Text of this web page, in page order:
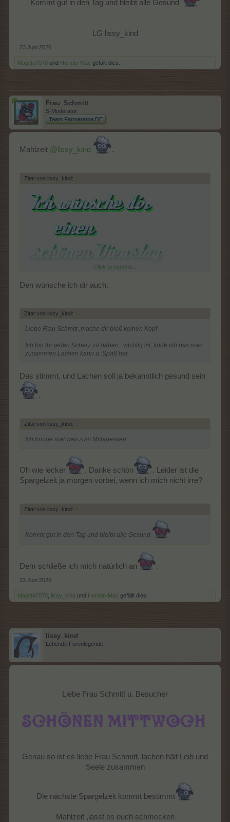
Kommt gut in den Tag und bleibt alle Gesund
LG lissy_kind​
23 Juni 2026
Magitta7070 und Horatio-Mac gefällt dies.
Frau_Schmitt
S-Moderator
Team Farmerama DE
Mahlzeit @lissy_kind .
Zitat von lissy_kind: ↑
Click to expand...
Den wünsche ich dir auch.
Zitat von lissy_kind: ↑
Liebe Frau Schmitt ,mache dir bloß keinen Kopf
Ich bin für jeden Scherz zu haben...wichtig ist, finde ich das man
zusammen Lachen kann u. Spaß hat
Das stimmt, und Lachen soll ja bekanntlich gesund sein
.
Zitat von lissy_kind: ↑
Ich bringe mal was zum Mittagessen
Oh wie lecker . Danke schön
. Leider ist die
Spargelzeit ja morgen vorbei, wenn ich mich nicht irre?
Zitat von lissy_kind: ↑
Kommt gut in den Tag und bleibt alle Gesund
Dem schließe ich mich natürlich an .
23 Juni 2026
Magitta7070 lissy_kind und Horatio-Mac gefällt dies.
lissy_kind
Lebende Forenlegende
Liebe Frau Schmitt u. Besucher
Genau so ist es liebe Frau Schmitt, lachen hält Leib und
Seele zusammen
Die nächste Spargelzeit kommt bestimmt
Mahlzeit ,lasst es euch schmecken